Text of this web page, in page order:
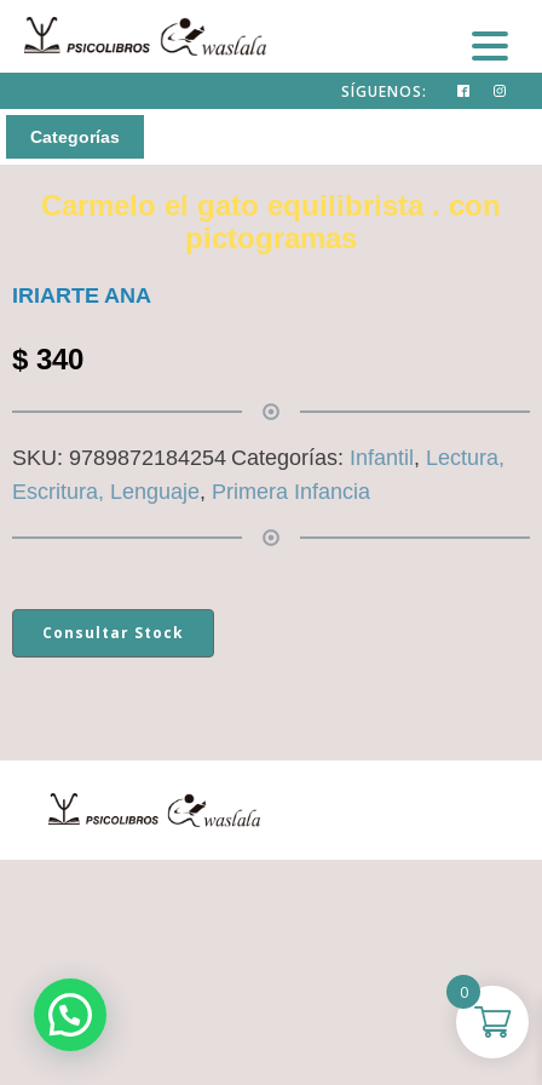
SÍGUENOS:
Categorías
Carmelo el gato equilibrista . con
pictogramas
IRIARTE ANA
$ 340
SKU: 9789872184254 Categorías: Infantil , Lectura,
Escritura, Lenguaje, Primera Infancia
Consultar Stock
0